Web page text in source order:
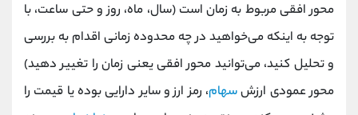
محور افقی مربوط به زمان است (سال، ماه، روز و حتی ساعت، با
توجه به اینکه می‌خواهید در چه محدوده زمانی اقدام به بررسی
و تحلیل کنید، می‌توانید محور افقی یعنی زمان را تغییر دهید)
محور عمودی ارزشسهام، رمز ارز و سایر دارایی بوده یا قیمت را